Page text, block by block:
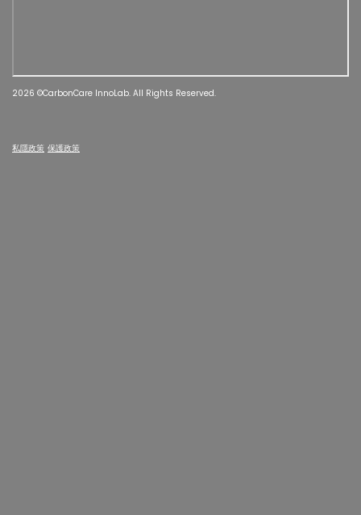
2026 ©CarbonCare InnoLab. All Rights Reserved.
私隱政策 保護政策